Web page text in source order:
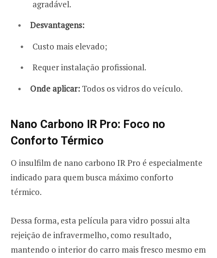
agradável.
Desvantagens:
Custo mais elevado;
Requer instalação profissional.
Onde aplicar: Todos os vidros do veículo.
Nano Carbono IR Pro: Foco no
Conforto Térmico
O insulfilm de nano carbono IR Pro é especialmente
indicado para quem busca máximo conforto
térmico.
Dessa forma, esta película para vidro possui alta
rejeição de infravermelho, como resultado,
mantendo o interior do carro mais fresco mesmo em